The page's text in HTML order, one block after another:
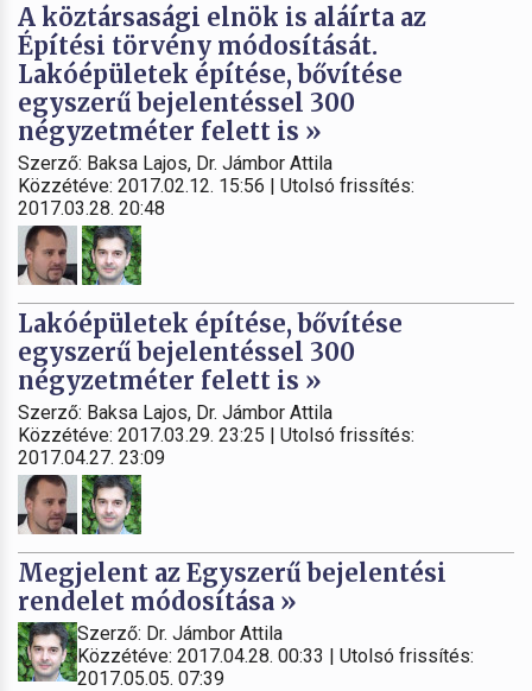
A köztársasági elnök is aláírta az
Építési törvény módosítását.
Lakóépületek építése, bővítése
egyszerű bejelentéssel 300
négyzetméter felett is »
Szerző: Baksa Lajos, Dr. Jámbor Attila
Közzétéve: 2017.02.12. 15:56 | Utolsó frissítés:
2017.03.28. 20:48
Lakóépületek építése, bővítése
egyszerű bejelentéssel 300
négyzetméter felett is »
Szerző: Baksa Lajos, Dr. Jámbor Attila
Közzétéve: 2017.03.29. 23:25 | Utolsó frissítés:
2017.04.27. 23:09
Megjelent az Egyszerű bejelentési
rendelet módosítása »
Szerző: Dr. Jámbor Attila
Közzétéve: 2017.04.28. 00:33 | Utolsó frissítés:
2017.05.05. 07:39